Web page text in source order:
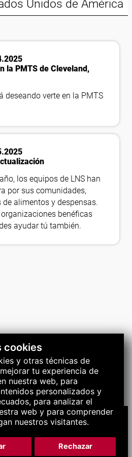
cookies
y otras técnicas de
tu experiencia de
nuestra web, para
personalizados y
para analizar el
web y para comprender
nuestros visitantes.
Rechazar
Unidos de América
la PMTS de Cleveland,
deseando verte en la PMTS
los equipos de LNS han
por sus comunidades,
alimentos y despensas.
benéficas
ayudar tú también.
los derechos reservados.